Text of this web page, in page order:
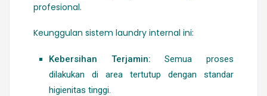
profesional.
Keunggulan sistem laundry internal ini:
Kebersihan Terjamin: Semua proses
dilakukan di area tertutup dengan standar
higienitas tinggi.